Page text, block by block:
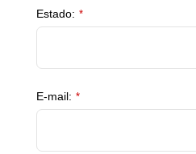
Estado: *
E-mail: *